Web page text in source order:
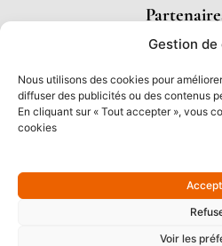
Gestion de
Nous utilisons des cookies pour
diffuser des publicités ou des contenus
En cliquant sur « Tout accepter », vous
cookies
Voir les